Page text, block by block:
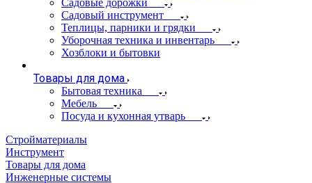
Садовые дорожки
Садовый инструмент
Теплицы, парники и грядки
Уборочная техника и инвентарь
Хозблоки и бытовки
Товары для дома
Бытовая техника
Мебель
Посуда и кухонная утварь
Стройматериалы
Инструмент
Товары для дома
Инженерные системы